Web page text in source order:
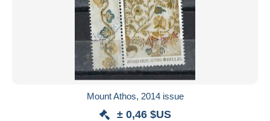
Mount Athos, 2014 issue
± 0,46 $US